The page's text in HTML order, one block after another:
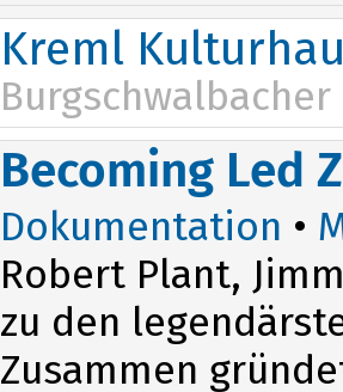
Kreml
Becoming Led
Dokumentation •
Robert Plant,
zu den
Zusammen